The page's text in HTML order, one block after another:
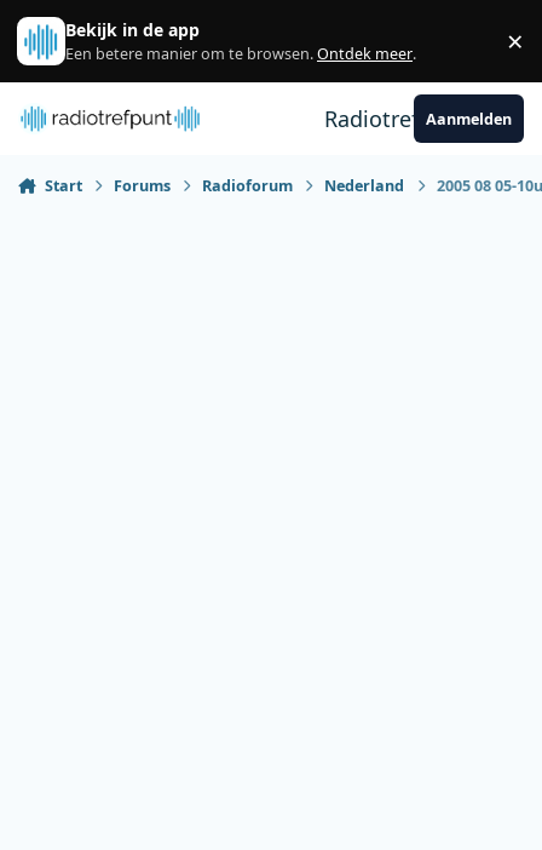
Spring naar bijdragen
Bekijk in de app
Een betere manier om te browsen.Ontdek meer. ×
RadiotrefpuntAanmelden
Start Forums Radioforum Nederland 2005 08 05-